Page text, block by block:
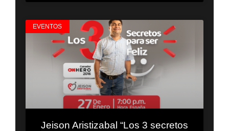
EVENTOS
Jeison Aristizabal “Los 3 secretos